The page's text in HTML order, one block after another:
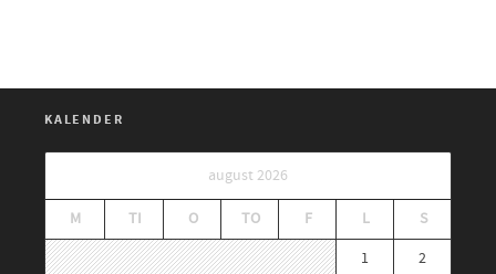
KALENDER
august 2026
M TI O TO F L
S
1
2